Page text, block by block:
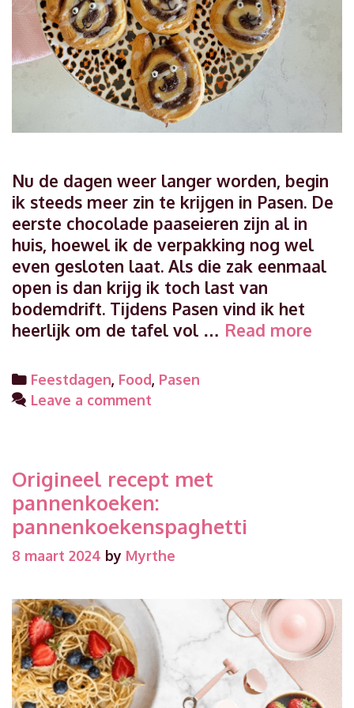
Nu de dagen weer langer worden, begin
ik steeds meer zin te krijgen in Pasen. De
eerste chocolade paaseieren zijn al in
huis, hoewel ik de verpakking nog wel
even gesloten laat. Als die zak eenmaal
open is dan krijg ik toch last van
bodemdrift. Tijdens Pasen vind ik het
heerlijk om de tafel vol … Read more
Categories
Feestdagen, Food, Pasen
Leave a comment
Origineel recept met
pannenkoeken:
pannenkoekenspaghetti
8 maart 2024 by Myrthe